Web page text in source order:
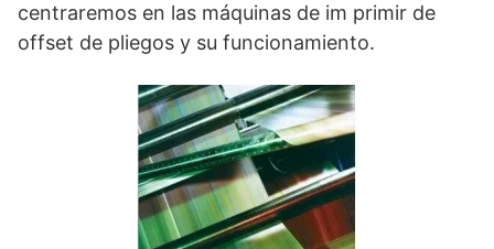
centraremos en las máquinas de im primir de
offset de pliegos y su funcionamiento.